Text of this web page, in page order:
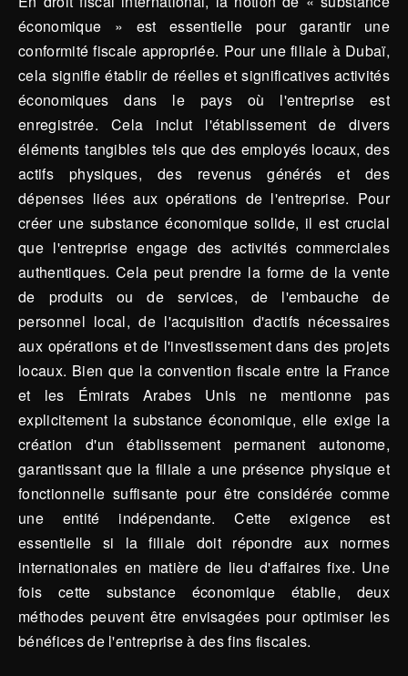
économique » est essentielle pour garantir une
conformité fiscale appropriée. Pour une filiale à Dubaï,
cela signifie établir de réelles et significatives activités
économiques dans le pays où l'entreprise est
enregistrée. Cela inclut l'établissement de divers
éléments tangibles tels que des employés locaux, des
actifs physiques, des revenus générés et des
dépenses liées aux opérations de l'entreprise. Pour
créer une substance économique solide, il est crucial
que l'entreprise engage des activités commerciales
authentiques. Cela peut prendre la forme de la vente
de produits ou de services, de l'embauche de
personnel local, de l'acquisition d'actifs nécessaires
aux opérations et de l'investissement dans des projets
locaux. Bien que la convention fiscale entre la France
et les Émirats Arabes Unis ne mentionne pas
explicitement la substance économique, elle exige la
création d'un établissement permanent autonome,
garantissant que la filiale a une présence physique et
fonctionnelle suffisante pour être considérée comme
une entité indépendante. Cette exigence est
essentielle si la filiale doit répondre aux normes
internationales en matière de lieu d'affaires fixe. Une
fois cette substance économique établie, deux
méthodes peuvent être envisagées pour optimiser les
bénéfices de l'entreprise à des fins fiscales.